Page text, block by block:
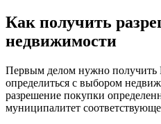
Как получить
недвижимости
Первым делом нужно
определиться с выбором
разрешение покупки
муниципалитет